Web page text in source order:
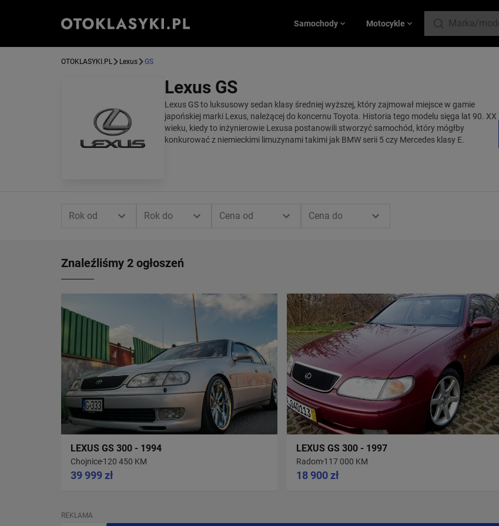
Samochody Motocykle
OTOKLASYKI.PL Lexus GS
Lexus GS
Lexus GS to luksusowy sedan klasy średniej wyższej, który zajmował miejsce w gamie
japońskiej marki Lexus, należącej do koncernu Toyota. Historia tego modelu sięga lat 90. XX
wieku, kiedy to inżynierowie Lexusa postanowili stworzyć samochód, który mógłby
konkurować z niemieckimi limuzynami takimi jak BMW serii 5 czy Mercedes klasy E.
Rok od Rok do Cena od Cena do
Znaleźliśmy 2 ogłoszeń
LEXUS GS 300 - 1994
Chojnice120 450 KM
39 999 zł
LEXUS GS 300 - 1997
Radom117 000 KM
18 900 zł
REKLAMA